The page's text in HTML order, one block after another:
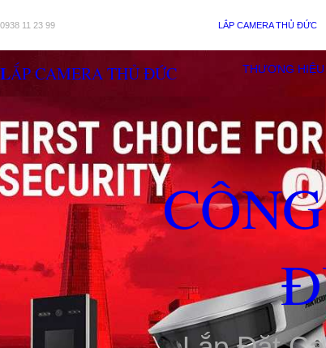
0938 11 23 99 LẮP CAMERA THỦ ĐỨC
LẮP CAMERA THỦ ĐỨC THƯƠNG